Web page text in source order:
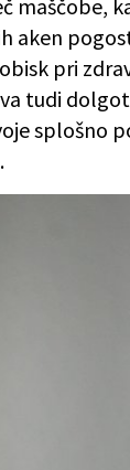
maščobe,
aken
pri
tudi
splošno